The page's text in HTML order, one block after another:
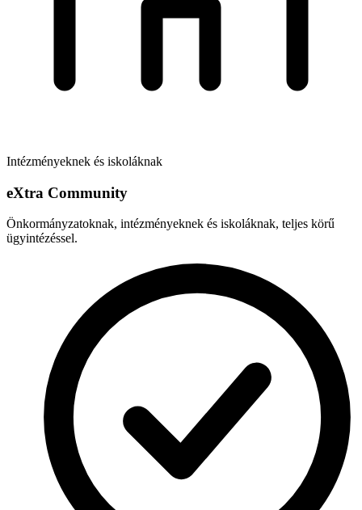
Intézményeknek és iskoláknak
eXtra Community
Önkormányzatoknak, intézményeknek és iskoláknak, teljes körű
ügyintézéssel.